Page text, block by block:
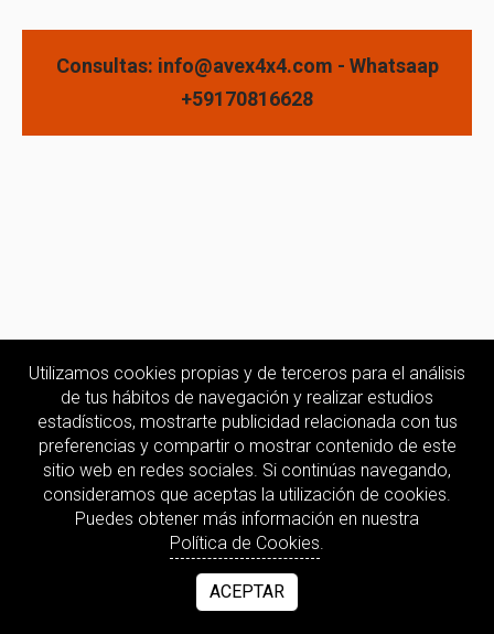
Consultas: info@avex4x4.com - Whatsaap
+59170816628
Utilizamos cookies propias y de terceros para el análisis
de tus hábitos de navegación y realizar estudios
estadísticos, mostrarte publicidad relacionada con tus
preferencias y compartir o mostrar contenido de este
sitio web en redes sociales. Si continúas navegando,
consideramos que aceptas la utilización de cookies.
Puedes obtener más información en nuestra
Política de Cookies.
ACEPTAR